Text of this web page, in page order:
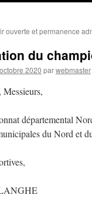
ouverte et permanence
du
2020 parwebmaster
Messieurs,
départemental
du Nord et